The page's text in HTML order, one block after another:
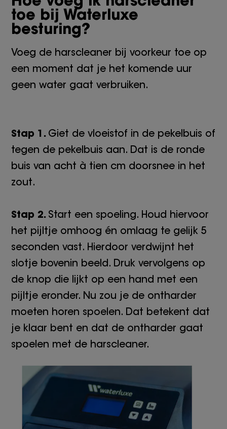
toe bij Waterluxe
besturing?
Voeg de harscleaner bij voorkeur toe op
een moment dat je het komende uur
geen water gaat verbruiken.
Stap 1. Giet de vloeistof in de pekelbuis of
tegen de pekelbuis aan. Dat is de ronde
buis van acht à tien cm doorsnee in het
zout.
Stap 2. Start een spoeling. Houd hiervoor
het pijltje omhoog én omlaag te gelijk 5
seconden vast. Hierdoor verdwijnt het
slotje bovenin beeld. Druk vervolgens op
de knop die lijkt op een hand met een
pijltje eronder. Nu zou je de ontharder
moeten horen spoelen. Dat betekent dat
je klaar bent en dat de ontharder gaat
spoelen met de harscleaner.